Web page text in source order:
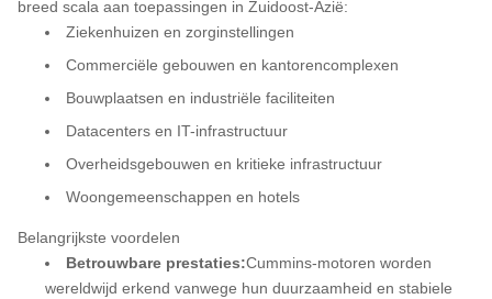
breed scala aan toepassingen in Zuidoost-Azië:
Ziekenhuizen en zorginstellingen
Commerciële gebouwen en kantorencomplexen
Bouwplaatsen en industriële faciliteiten
Datacenters en IT-infrastructuur
Overheidsgebouwen en kritieke infrastructuur
Woongemeenschappen en hotels
Belangrijkste voordelen
Betrouwbare prestaties:Cummins-motoren worden
wereldwijd erkend vanwege hun duurzaamheid en stabiele